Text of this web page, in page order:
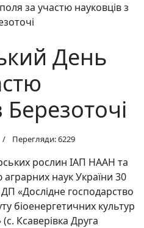
День
Березоточі
Перегляди: 6229
рослин ІАП НААН та
наук України 30
«Дослідне господарство
біоенергетичних культур
Ксаверівка Друга